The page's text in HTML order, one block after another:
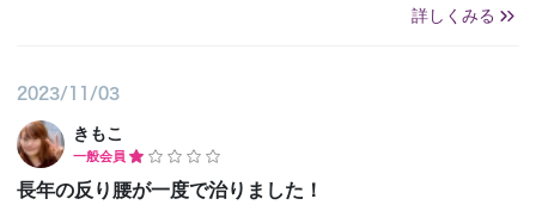
詳しくみる
2023/11/03
きもこ
一般会員
長年の反り腰が一度で治りました！